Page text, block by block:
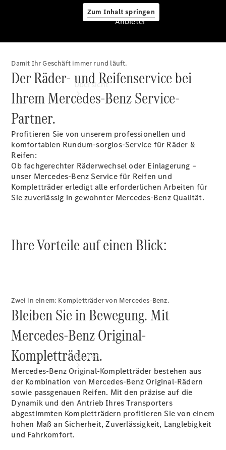
Zum Inhalt springen
Anbieter
Übersicht
Startseite
Ansprechpartner
finden
Probefahrt
Servicetermin
vereinbaren
Kaufen
Übersicht
Anbieter
Damit Ihr Geschäft immer rund läuft.
Der Räder- und Reifenservice bei
Ihrem Mercedes-Benz Service-
Partner.
Profitieren Sie von unserem professionellen und
komfortablen Rundum-sorglos-Service für Räder &
Reifen:
Ob fachgerechter Räderwechsel oder Einlagerung –
unser Mercedes-Benz Service für Reifen und
Kompletträder erledigt alle erforderlichen Arbeiten für
Sie zuverlässig in gewohnter Mercedes-Benz Qualität.
Ihre Vorteile auf einen Blick:
Zwei in einem: Kompletträder von Mercedes-Benz.
Bleiben Sie in Bewegung. Mit
Mercedes-Benz Original-
Kompletträdern.
Mercedes-Benz Original-Kompletträder bestehen aus
der Kombination von Mercedes-Benz Original-Rädern
sowie passgenauen Reifen. Mit den präzise auf die
Dynamik und den Antrieb Ihres Transporters
abgestimmten Kompletträdern profitieren Sie von einem
hohen Maß an Sicherheit, Zuverlässigkeit, Langlebigkeit
und Fahrkomfort.